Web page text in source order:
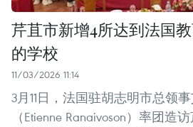
芹苴市新增4所达到法国
的学校
11/03/2026 11:14
3月11日，法国驻胡志明市总领
（Etienne Ranaivoson）率团造